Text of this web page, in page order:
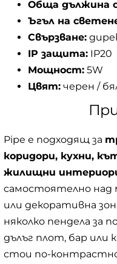
Обща дължина с
Ъгъл на
Свързване:
IP защита: IP20
Мощност: 5W
Цвят: черен /
Pipe е подходящ за
коридори, кухни,
жилищни
самостоятелно над
или декоративна
няколко пендела за
дълъг плот, бар или
стои по-